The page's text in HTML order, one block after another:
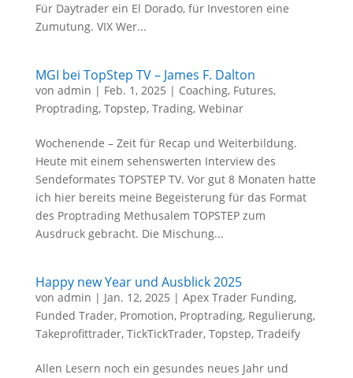
Für Daytrader ein El Dorado, für Investoren eine
Zumutung. VIX Wer...
MGI bei TopStep TV – James F. Dalton
von admin | Feb. 1, 2025 | Coaching, Futures,
Proptrading, Topstep, Trading, Webinar
Wochenende – Zeit für Recap und Weiterbildung.
Heute mit einem sehenswerten Interview des
Sendeformates TOPSTEP TV. Vor gut 8 Monaten hatte
ich hier bereits meine Begeisterung für das Format
des Proptrading Methusalem TOPSTEP zum
Ausdruck gebracht. Die Mischung...
Happy new Year und Ausblick 2025
von admin | Jan. 12, 2025 | Apex Trader Funding,
Funded Trader, Promotion, Proptrading, Regulierung,
Takeprofittrader, TickTickTrader, Topstep, Tradeify
Allen Lesern noch ein gesundes neues Jahr und